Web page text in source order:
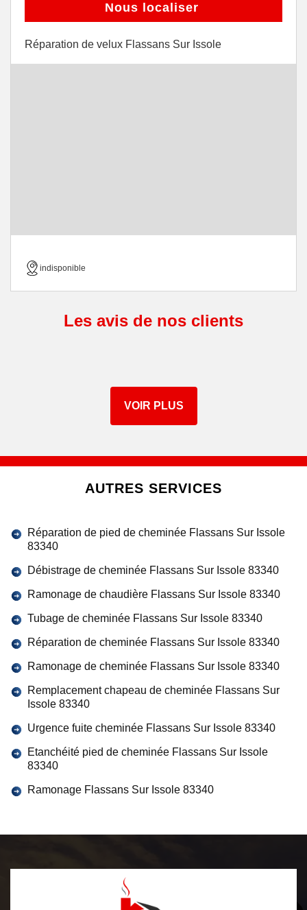
Nous localiser
Réparation de velux Flassans Sur Issole
indisponible
Les avis de nos clients
VOIR PLUS
AUTRES SERVICES
Réparation de pied de cheminée Flassans Sur Issole
83340
Débistrage de cheminée Flassans Sur Issole 83340
Ramonage de chaudière Flassans Sur Issole 83340
Tubage de cheminée Flassans Sur Issole 83340
Réparation de cheminée Flassans Sur Issole 83340
Ramonage de cheminée Flassans Sur Issole 83340
Remplacement chapeau de cheminée Flassans Sur
Issole 83340
Urgence fuite cheminée Flassans Sur Issole 83340
Etanchéité pied de cheminée Flassans Sur Issole
83340
Ramonage Flassans Sur Issole 83340